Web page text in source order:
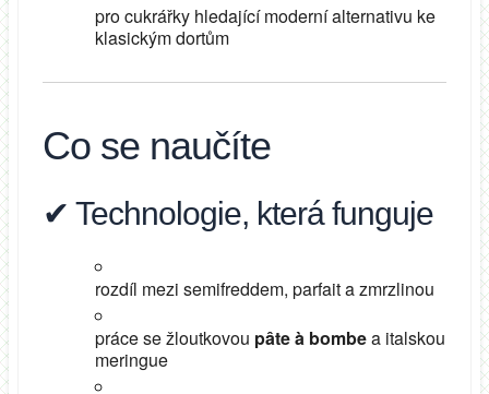
pro cukrářky hledající moderní alternativu ke
klasickým dortům
Co se naučíte
✔ Technologie, která funguje
rozdíl mezi semifreddem, parfait a zmrzlinou
práce se žloutkovou pâte à bombea italskou
meringue